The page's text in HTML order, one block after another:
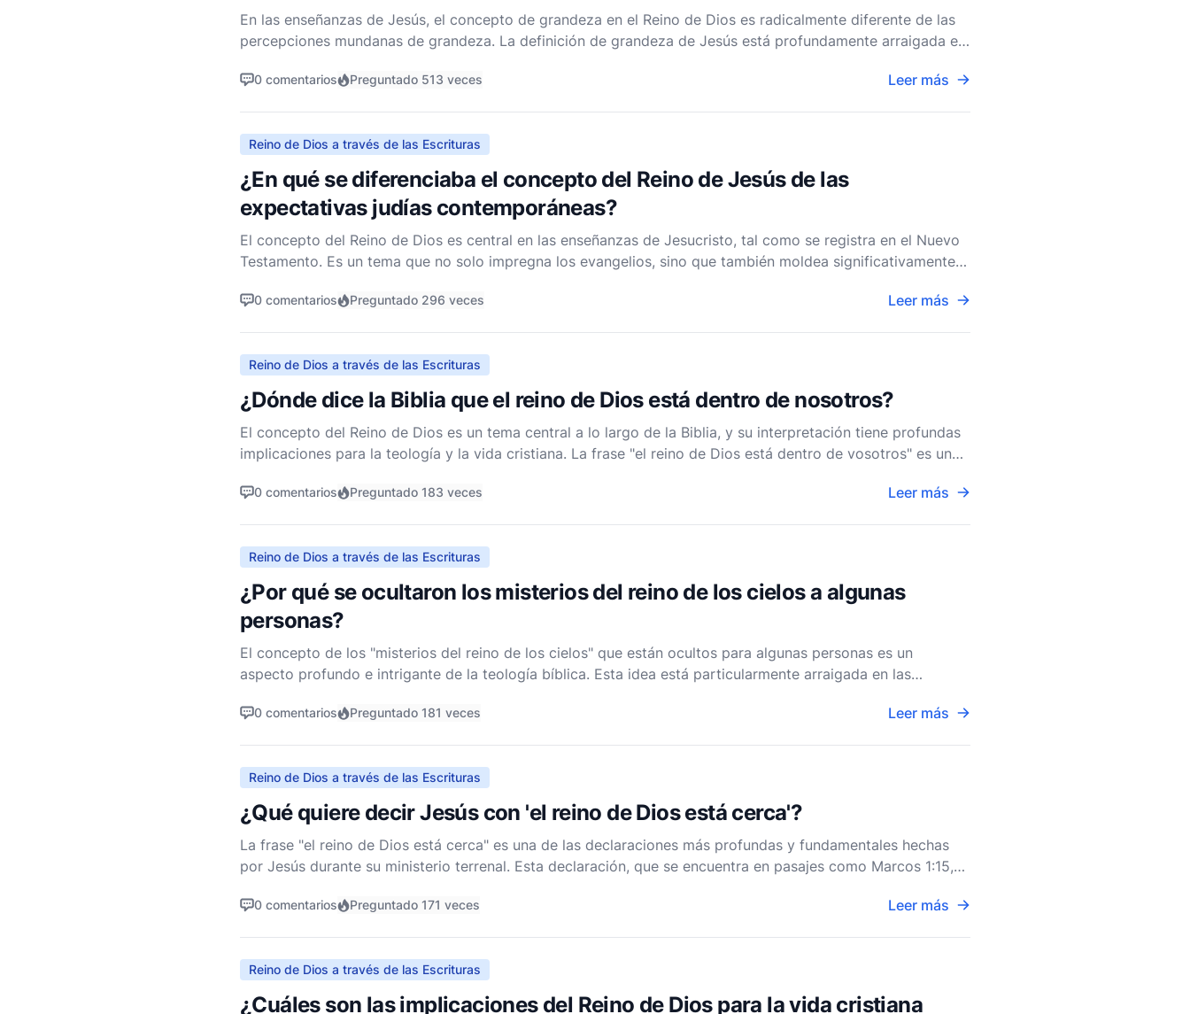
En las enseñanzas de Jesús, el concepto de grandeza en el Reino de Dios es radicalmente diferente de las
percepciones mundanas de grandeza. La definición de grandeza de Jesús está profundamente arraigada en
0 comentarios Preguntado 513 veces Leer más
Reino de Dios a través de las Escrituras
¿En qué se diferenciaba el concepto del Reino de Jesús de las
expectativas judías contemporáneas?
El concepto del Reino de Dios es central en las enseñanzas de Jesucristo, tal como se registra en el Nuevo
Testamento. Es un tema que no solo impregna los evangelios, sino que también moldea significativamente
0 comentarios Preguntado 296 veces Leer más
Reino de Dios a través de las Escrituras
¿Dónde dice la Biblia que el reino de Dios está dentro de nosotros?
El concepto del Reino de Dios es un tema central a lo largo de la Biblia, y su interpretación tiene profundas
implicaciones para la teología y la vida cristiana. La frase "el reino de Dios está dentro de vosotros" es una
0 comentarios Preguntado 183 veces Leer más
Reino de Dios a través de las Escrituras
¿Por qué se ocultaron los misterios del reino de los cielos a algunas
personas?
El concepto de los "misterios del reino de los cielos" que están ocultos para algunas personas es un
aspecto profundo e intrigante de la teología bíblica. Esta idea está particularmente arraigada en las
0 comentarios Preguntado 181 veces Leer más
Reino de Dios a través de las Escrituras
¿Qué quiere decir Jesús con 'el reino de Dios está cerca'?
La frase "el reino de Dios está cerca" es una de las declaraciones más profundas y fundamentales hechas
por Jesús durante su ministerio terrenal. Esta declaración, que se encuentra en pasajes como Marcos 1:15,
0 comentarios Preguntado 171 veces Leer más
Reino de Dios a través de las Escrituras
¿Cuáles son las implicaciones del Reino de Dios para la vida cristiana